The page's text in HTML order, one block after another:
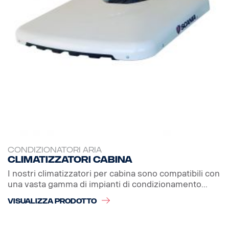
CONDIZIONATORI ARIA
Climatizzatori cabina
I nostri climatizzatori per cabina sono compatibili con
una vasta gamma di impianti di condizionamento...
VISUALIZZA PRODOTTO